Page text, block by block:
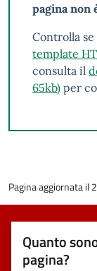
pagina non
Controlla
template
consulta il
65kb) per
Pagina aggiornata
Quanto
pagina?